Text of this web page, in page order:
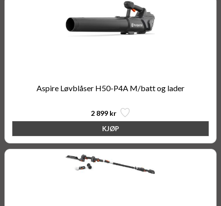
Aspire Løvblåser H50-P4A M/batt og lader
2 899 kr